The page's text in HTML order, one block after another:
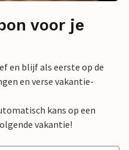
voor je
en blijf als eerste op de
en verse vakantie-
kans op een
vakantie!